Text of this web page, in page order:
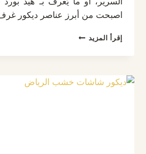
اصبحت من أبرز عناصر ديكور
إقرأ المزيد خلفيه
هيدبورد
تفصيل